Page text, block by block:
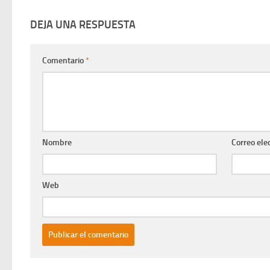
DEJA UNA RESPUESTA
Comentario*
Nombre Correo
Web